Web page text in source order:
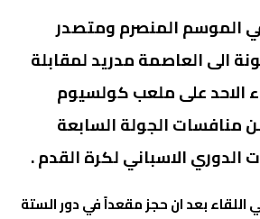
الموسم المنصرم ومتصدر
الى العاصمة مدريد لمقابلة
الاحد على ملعب كولسيوم
منافسات الجولة السابعة
الاسباني لكرة القدم .
اللقاء بعد ان حجز مقعداً في دور الستة